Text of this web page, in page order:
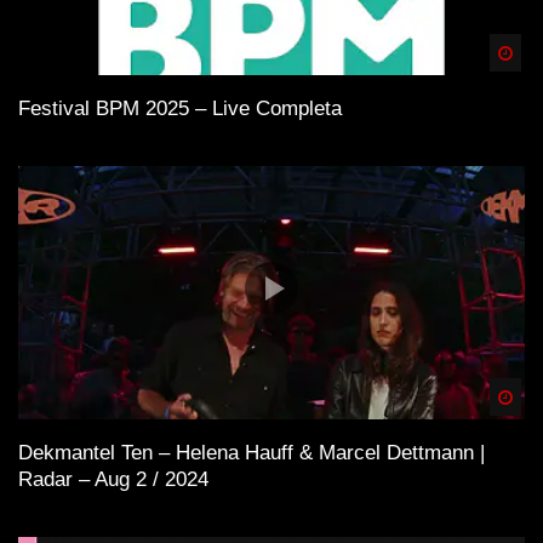
dem Video kannst du z.B. den
Klubnetz Dresden e.V.
unterstützen. Definitiv solltest Du Auftritte besuchen
und wenn Du einen Plattespieler hast, kaufe die besten
Festival BPM 2025 – Live Completa
Dekmantel Ten – Helena Hauff & Marcel Dettmann |
Radar – Aug 2 / 2024